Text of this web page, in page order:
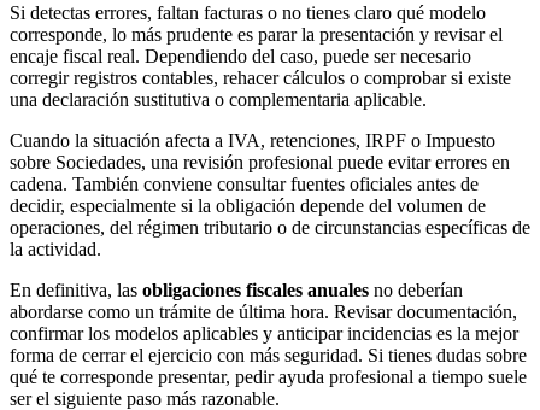
Si detectas errores, faltan facturas o no tienes claro qué modelo
corresponde, lo más prudente es parar la presentación y revisar el
encaje fiscal real. Dependiendo del caso, puede ser necesario
corregir registros contables, rehacer cálculos o comprobar si existe
una declaración sustitutiva o complementaria aplicable.
Cuando la situación afecta a IVA, retenciones, IRPF o Impuesto
sobre Sociedades, una revisión profesional puede evitar errores en
cadena. También conviene consultar fuentes oficiales antes de
decidir, especialmente si la obligación depende del volumen de
operaciones, del régimen tributario o de circunstancias específicas de
la actividad.
En definitiva, las obligaciones fiscales anuales no deberían
abordarse como un trámite de última hora. Revisar documentación,
confirmar los modelos aplicables y anticipar incidencias es la mejor
forma de cerrar el ejercicio con más seguridad. Si tienes dudas sobre
qué te corresponde presentar, pedir ayuda profesional a tiempo suele
ser el siguiente paso más razonable.